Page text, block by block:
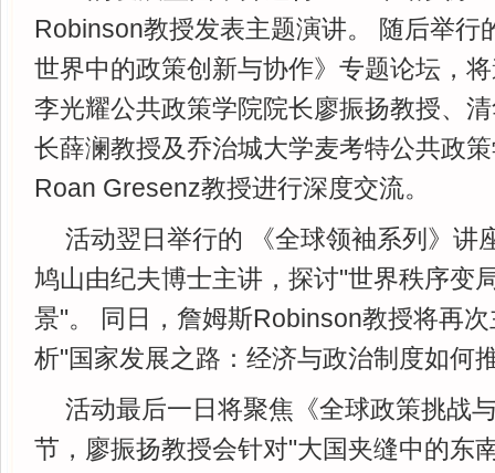
Robinson教授发表主题演讲。 随后举行
世界中的政策创新与协作》专题论坛，
李光耀公共政策学院院长廖振扬教授、
长薛澜教授及乔治城大学麦考特公共政
Roan Gresenz教授进行深度交流。
活动翌日举行的 《全球领袖系列》讲
鸠山由纪夫博士主讲，探讨"世界秩序变
景"。 同日，詹姆斯Robinson教授将再
析"国家发展之路：经济与政治制度如何
活动最后一日将聚焦《全球政策挑战
节，廖振扬教授会针对"大国夹缝中的东